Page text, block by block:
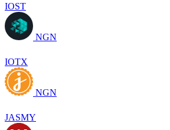
IOST
NGN
IOTX
NGN
JASMY